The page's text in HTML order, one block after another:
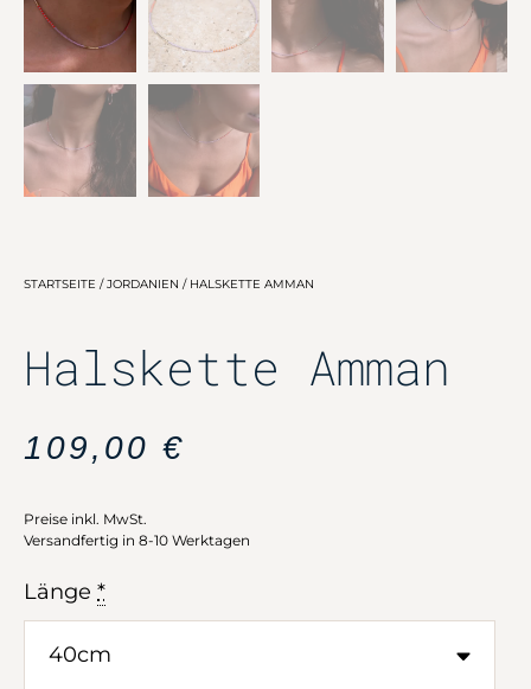
STARTSEITE /JORDANIEN / HALSKETTE AMMAN
Halskette Amman
109,00 €
Preise inkl. MwSt.
Versandfertig in 8-10 Werktagen
Länge *